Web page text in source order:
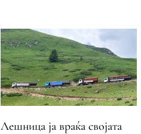
Лешница ја враќа својата